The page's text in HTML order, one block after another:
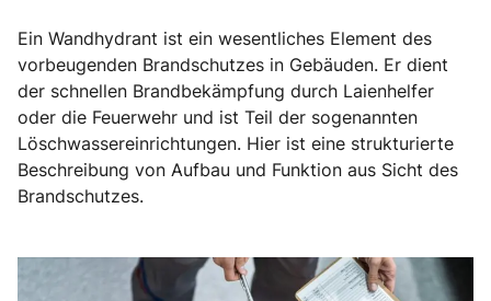
Ein Wandhydrant ist ein wesentliches Element des
vorbeugenden Brandschutzes in Gebäuden. Er dient
der schnellen Brandbekämpfung durch Laienhelfer
oder die Feuerwehr und ist Teil der sogenannten
Löschwassereinrichtungen. Hier ist eine strukturierte
Beschreibung von Aufbau und Funktion aus Sicht des
Brandschutzes.